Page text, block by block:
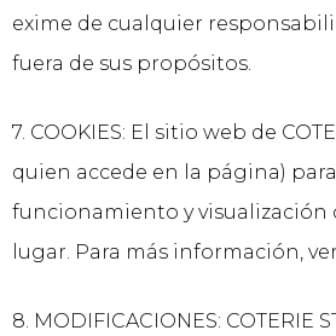
exime de cualquier
fuera de sus propósitos.
7. COOKIES: El sitio web de
quien accede en la página)
funcionamiento y visualización
lugar. Para más información,
8. MODIFICACIONES: